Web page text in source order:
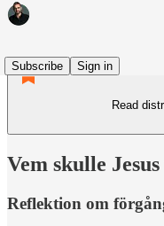
Subscribe
Sign in
Read
Vem skulle
Reflektion om